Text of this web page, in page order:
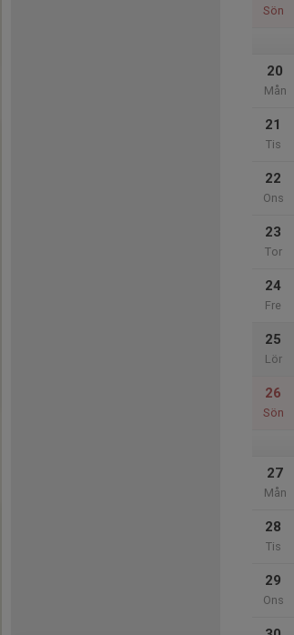
Sön
20
Mån
21
Tis
22
Ons
23
Tor
24
Fre
25
Lör
26
Sön
27
Mån
28
Tis
29
Ons